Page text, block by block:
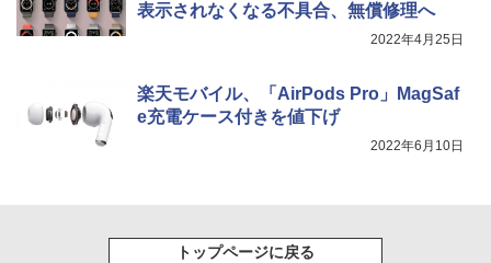
表示されなくなる不具合、無償修理へ
2022年4月25日
楽天モバイル、「AirPods Pro」MagSaf
e充電ケース付きを値下げ
2022年6月10日
トップページに戻る